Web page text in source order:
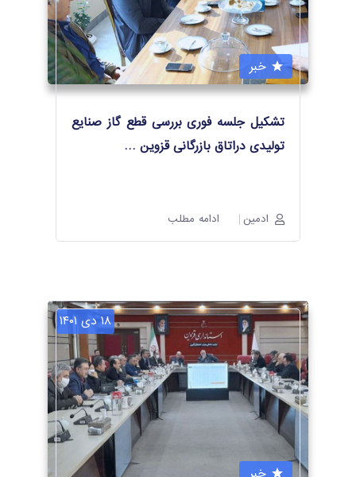
خبر
تشکیل جلسه فوری بررسی قطع گاز صنایع
تولیدی دراتاق بازرگانی قزوین …
ادمین ادامه مطلب
۱۸ دی ۱۴۰۱